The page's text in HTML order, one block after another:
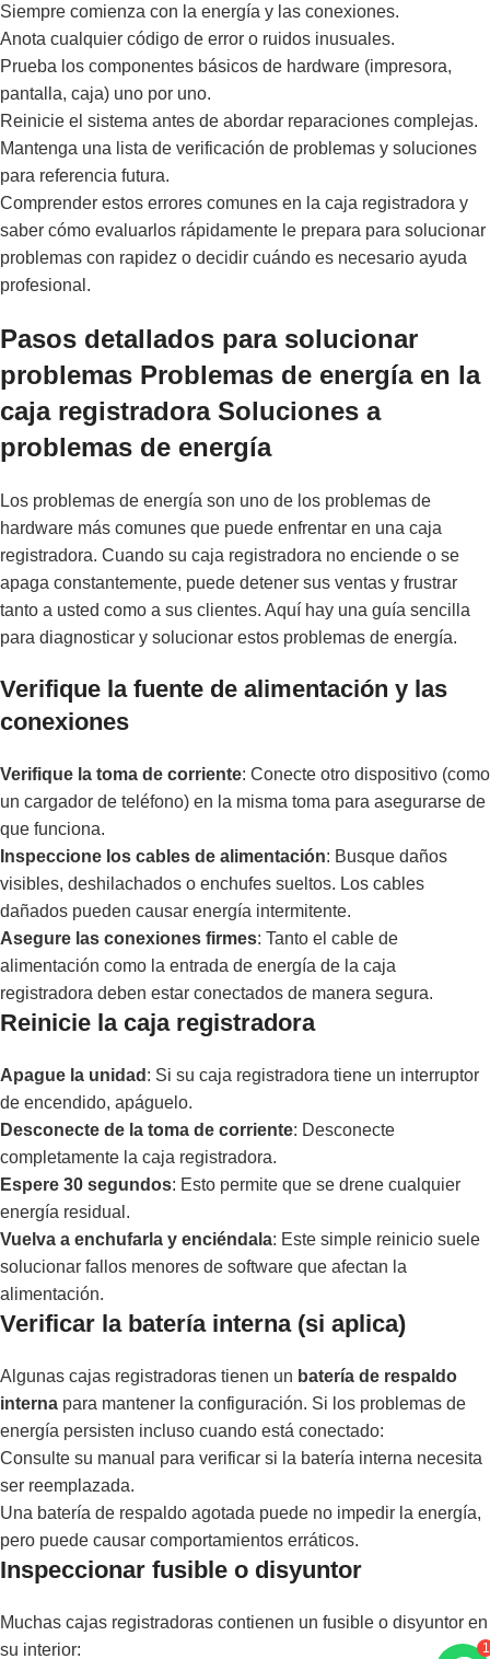
Siempre comienza con la energía y las conexiones.
Anota cualquier código de error o ruidos inusuales.
Prueba los componentes básicos de hardware (impresora,
pantalla, caja) uno por uno.
Reinicie el sistema antes de abordar reparaciones complejas.
Mantenga una lista de verificación de problemas y soluciones
para referencia futura.
Comprender estos errores comunes en la caja registradora y
saber cómo evaluarlos rápidamente le prepara para solucionar
problemas con rapidez o decidir cuándo es necesario ayuda
profesional.
Pasos detallados para solucionar
problemas Problemas de energía en la
caja registradora Soluciones a
problemas de energía
Los problemas de energía son uno de los problemas de
hardware más comunes que puede enfrentar en una caja
registradora. Cuando su caja registradora no enciende o se
apaga constantemente, puede detener sus ventas y frustrar
tanto a usted como a sus clientes. Aquí hay una guía sencilla
para diagnosticar y solucionar estos problemas de energía.
Verifique la fuente de alimentación y las
conexiones
Verifique la toma de corriente: Conecte otro dispositivo (como
un cargador de teléfono) en la misma toma para asegurarse de
que funciona.
Inspeccione los cables de alimentación: Busque daños
visibles, deshilachados o enchufes sueltos. Los cables
dañados pueden causar energía intermitente.
Asegure las conexiones firmes: Tanto el cable de
alimentación como la entrada de energía de la caja
registradora deben estar conectados de manera segura.
Reinicie la caja registradora
Apague la unidad : Si su caja registradora tiene un interruptor
de encendido, apáguelo.
Desconecte de la toma de corriente: Desconecte
completamente la caja registradora.
Espere 30 segundos: Esto permite que se drene cualquier
energía residual.
Vuelva a enchufarla y enciéndala: Este simple reinicio suele
solucionar fallos menores de software que afectan la
alimentación.
Verificar la batería interna (si aplica)
Algunas cajas registradoras tienen un batería de respaldo
interna para mantener la configuración. Si los problemas de
energía persisten incluso cuando está conectado:
Consulte su manual para verificar si la batería interna necesita
ser reemplazada.
Una batería de respaldo agotada puede no impedir la energía,
pero puede causar comportamientos erráticos.
Inspeccionar fusible o disyuntor
Muchas cajas registradoras contienen un fusible o disyuntor en
su interior:
1